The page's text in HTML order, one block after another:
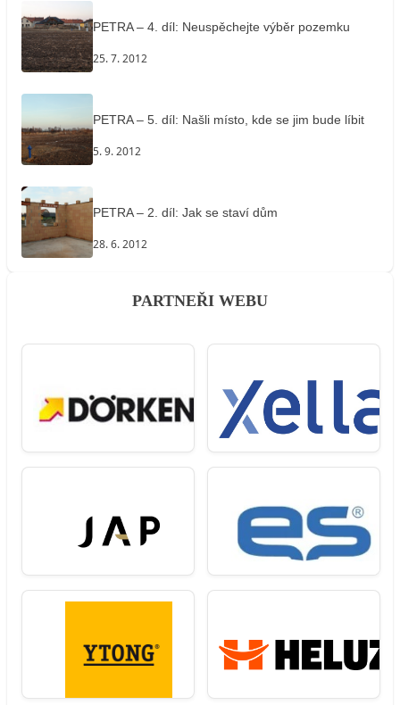
PETRA – 4. díl: Neuspěchejte výběr pozemku
25. 7. 2012
PETRA – 5. díl: Našli místo, kde se jim bude líbit
5. 9. 2012
PETRA – 2. díl: Jak se staví dům
28. 6. 2012
PARTNEŘI WEBU